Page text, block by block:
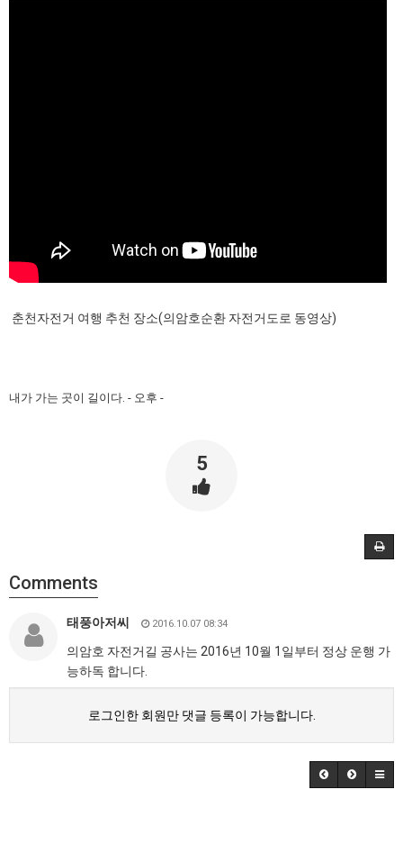
춘천자전거 여행 추천 장소(의암호순환 자전거도로 동영상)
내가 가는 곳이 길이다. - 오후 -
5
Comments
태풍아저씨 2016.10.07 08:34
의암호 자전거길 공사는 2016년 10월 1일부터 정상 운행 가
능하독 합니다.
로그인한 회원만 댓글 등록이 가능합니다.